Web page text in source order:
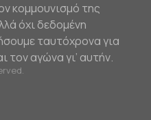
κομμουνισμό της
όχι δεδομένη
ταυτόχρονα για
τον αγώνα γι’ αυτήν.